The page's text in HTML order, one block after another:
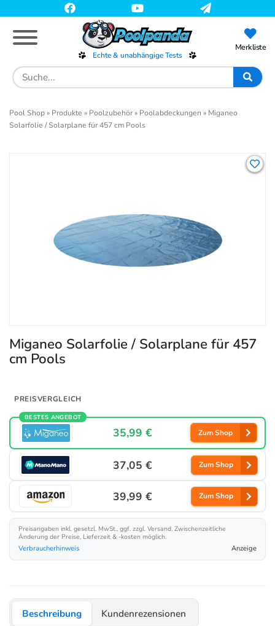
to
main
content
Echte & unabhängige Tests
Search
for:
Merkliste
Pool Shop» Produkte » Poolzubehör» Poolabdeckungen » Miganeo
Solarfolie / Solarplane für 457 cm Pools
Miganeo Solarfolie / Solarplane für 457
cm Pools
PREISVERGLEICH
BESTES ANGEBOT
35,99 € Zum Shop
37,05 € Zum Shop
39,99 € Zum Shop
Preisangaben inkl. gesetzl. MwSt., ggf. zzgl. Versand. Zwischenzeitliche
Änderung der Preise, Lieferzeit & -kosten möglich.
Verbraucherhinweis
Anzeige
Beschreibung Kundenrezensionen